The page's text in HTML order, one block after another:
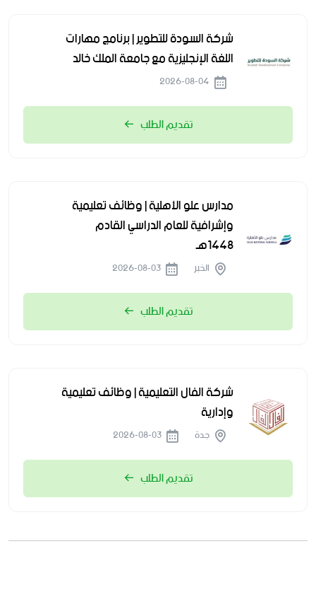
شركة السودة للتطوير | برنامج مهارات
اللغة الإنجليزية مع جامعة الملك خالد
تقديم الطلب
مدارس علو الأهلية | وظائف تعليمية
وإشرافية للعام الدراسي القادم
1448هـ
الخبر
تقديم الطلب
شركة الفال التعليمية | وظائف تعليمية
وإدارية
جدة
تقديم الطلب